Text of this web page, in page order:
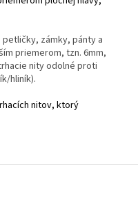
zámky, pánty a
priemerom, tzn. 6mm,
nity odolné proti
hliník).
nitov, ktorý